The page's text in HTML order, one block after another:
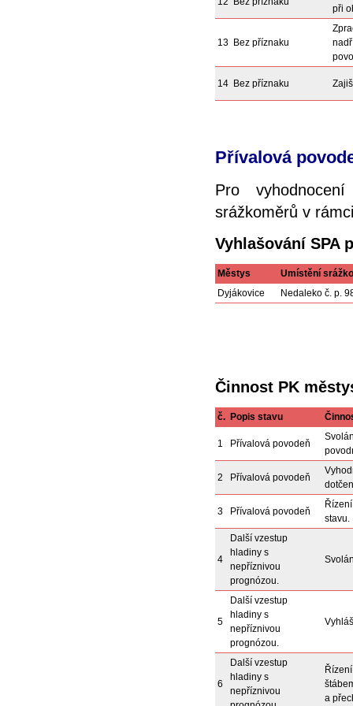
při
13 Bez příznaku
14 Bez příznaku
Přívalová
Pro
srážkoměrů v
Vyhlašování SPA
Městys
Umístění
Dyjákovice
Nedaleko č. p.
Činnost PK
č. Popis stavu
1 Přívalová povodeň
2 Přívalová povodeň
3 Přívalová povodeň
stavu.
4
Další vzestup
hladiny s
nepříznivou
prognózou.
5
Další vzestup
hladiny s
nepříznivou
prognózou.
6
Další vzestup
hladiny s
nepříznivou
a